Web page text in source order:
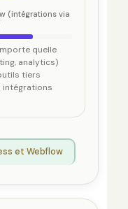
(intégrations via
quelle
analytics)
tiers
intégrations
et Webflow